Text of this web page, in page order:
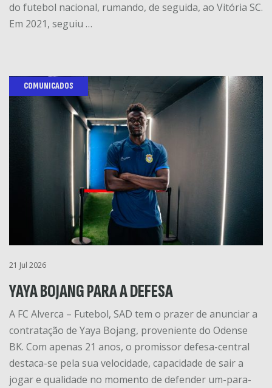
do futebol nacional, rumando, de seguida, ao Vitória SC.
Em 2021, seguiu …
COMUNICADOS
21 Jul 2026
YAYA BOJANG PARA A DEFESA
A FC Alverca – Futebol, SAD tem o prazer de anunciar a
contratação de Yaya Bojang, proveniente do Odense
BK. Com apenas 21 anos, o promissor defesa-central
destaca-se pela sua velocidade, capacidade de sair a
jogar e qualidade no momento de defender um-para-